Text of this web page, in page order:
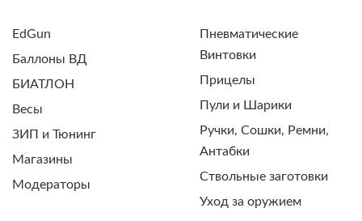
EdGun
Баллоны ВД
БИАТЛОН
Весы
ЗИП и Тюнинг
Магазины
Модераторы
Пневматические
Винтовки
Прицелы
Пули и Шарики
Ручки, Сошки, Ремни,
Антабки
Ствольные заготовки
Уход за оружием